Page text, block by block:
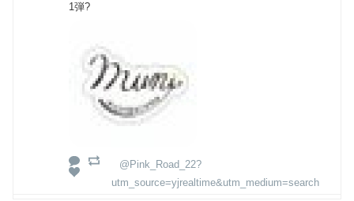
1弾?
@Pink_Road_22?
utm_source=yjrealtime&utm_medium=search